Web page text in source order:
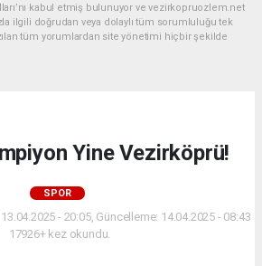
kabul etmiş bulunuyor ve vezirkopruozlem.net
ilgili doğrudan veya dolaylı tüm sorumluluğu tek
tüm yorumlardan site yönetimi hiçbir şekilde
Yine Vezirköprü!
SPOR
- 20:05, Güncelleme: 14.04.2025 - 08:43
17926+ kez okundu.